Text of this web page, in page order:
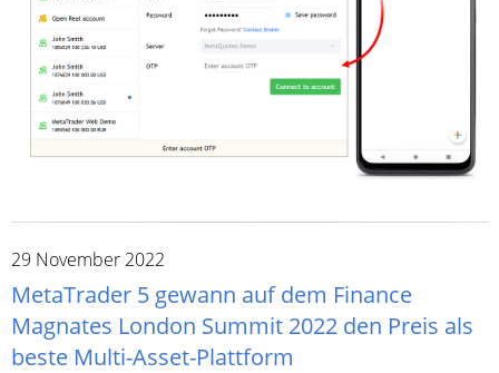
29 November 2022
MetaTrader 5 gewann auf dem Finance
Magnates London Summit 2022 den Preis als
beste Multi-Asset-Plattform